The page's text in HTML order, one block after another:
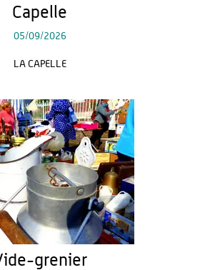
Capelle
05/09/2026
LA CAPELLE
grenier